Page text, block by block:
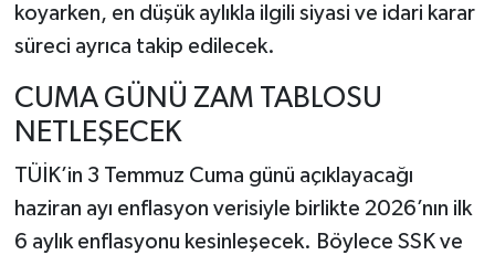
koyarken, en düşük aylıkla ilgili siyasi ve idari karar
süreci ayrıca takip edilecek.
CUMA GÜNÜ ZAM TABLOSU
NETLEŞECEK
TÜİK’in 3 Temmuz Cuma günü açıklayacağı
haziran ayı enflasyon verisiyle birlikte 2026’nın ilk
6 aylık enflasyonu kesinleşecek. Böylece SSK ve